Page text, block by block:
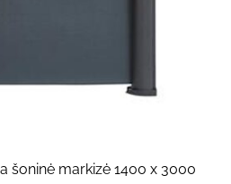
šoninė markizė 1400 x 3000